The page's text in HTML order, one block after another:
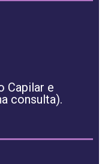
Capilar e
consulta).